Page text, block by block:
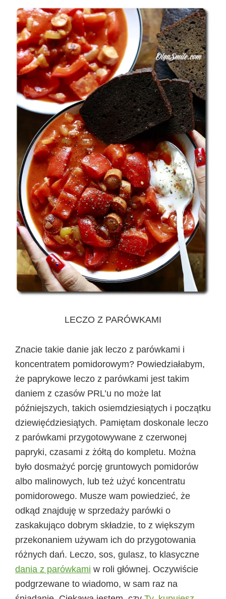
LECZO Z PARÓWKAMI
Znacie takie danie jak leczo z parówkami i
koncentratem pomidorowym? Powiedziałabym,
że paprykowe leczo z parówkami jest takim
daniem z czasów PRL’u no może lat
późniejszych, takich osiemdziesiątych i początku
dziewięćdziesiątych. Pamiętam doskonale leczo
z parówkami przygotowywane z czerwonej
papryki, czasami z żółtą do kompletu. Można
było dosmażyć porcję gruntowych pomidorów
albo malinowych, lub też użyć koncentratu
pomidorowego. Musze wam powiedzieć, że
odkąd znajduję w sprzedaży parówki o
zaskakująco dobrym składzie, to z większym
przekonaniem używam ich do przygotowania
różnych dań. Leczo, sos, gulasz, to klasyczne
dania z parówkami w roli głównej. Oczywiście
podgrzewane to wiadomo, w sam raz na